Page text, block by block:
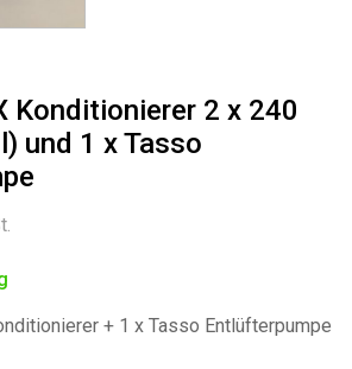
Konditionierer 2 x 240
und 1 x Tasso
+ 1 x Tasso Entlüfterpumpe